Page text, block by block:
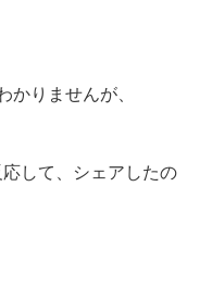
かりませんが、
して、シェアしたの